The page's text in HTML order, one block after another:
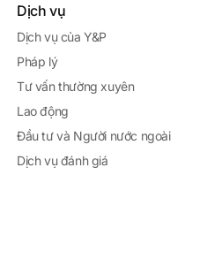
Dịch vụ
Dịch vụ của Y&P
Pháp lý
Tư vấn thường xuyên
Lao động
Đầu tư và Người nước ngoài
Dịch vụ đánh giá